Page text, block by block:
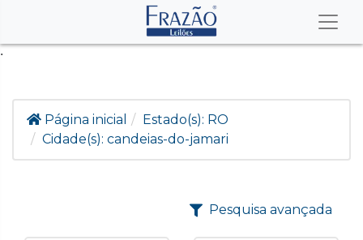
.
Página inicial Estado(s): RO
Cidade(s): candeias-do-jamari
Pesquisa avançada